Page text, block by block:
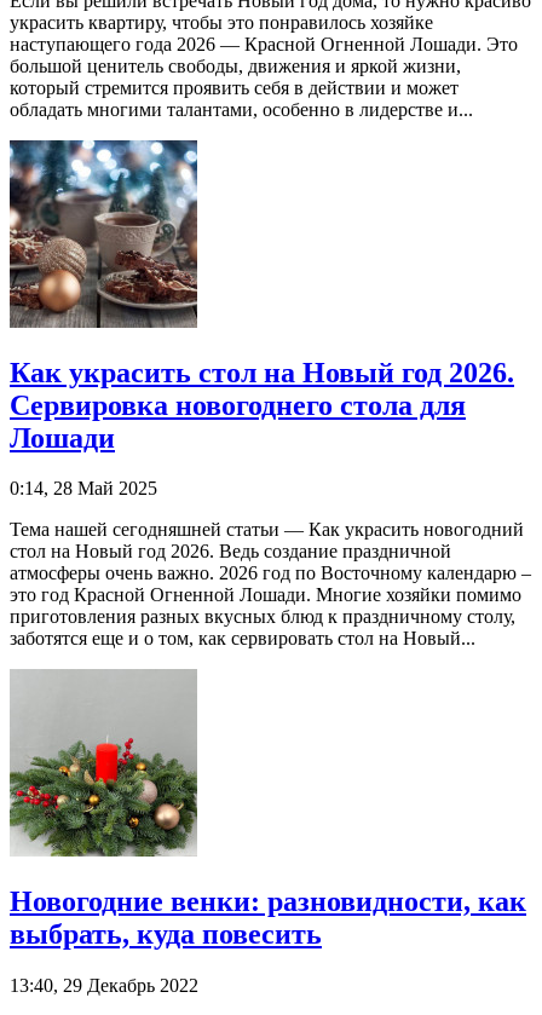
украсить квартиру, чтобы это понравилось хозяйке
наступающего года 2026 — Красной Огненной Лошади. Это
большой ценитель свободы, движения и яркой жизни,
который стремится проявить себя в действии и может
обладать многими талантами, особенно в лидерстве и...
Как украсить стол на Новый год 2026.
Сервировка новогоднего стола для
Лошади
0:14, 28 Май 2025
Тема нашей сегодняшней статьи — Как украсить новогодний
стол на Новый год 2026. Ведь создание праздничной
атмосферы очень важно. 2026 год по Восточному календарю –
это год Красной Огненной Лошади. Многие хозяйки помимо
приготовления разных вкусных блюд к праздничному столу,
заботятся еще и о том, как сервировать стол на Новый...
Новогодние венки: разновидности, как
выбрать, куда повесить
13:40, 29 Декабрь 2022